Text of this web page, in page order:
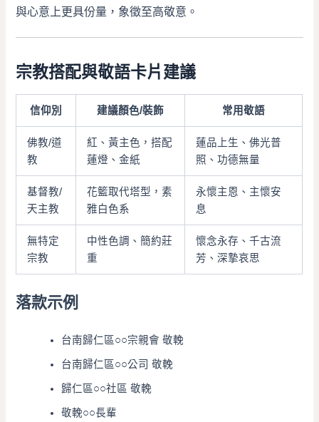
與心意上更具份量，象徵至高敬意。
宗教搭配與敬語卡片建議
信仰別 建議顏色/裝飾 常用敬語
佛教/道
教
紅、黃主色，搭配
蓮燈、金紙
蓮品上生、佛光普
照、功德無量
基督教/
天主教
花籃取代塔型，素
雅白色系
永懷主恩、主懷安
息
無特定
宗教
中性色調、簡約莊
重
懷念永存、千古流
芳、深摯哀思
落款示例
台南歸仁區○○宗親會 敬輓
台南歸仁區○○公司 敬輓
歸仁區○○社區 敬輓
敬輓○○長輩